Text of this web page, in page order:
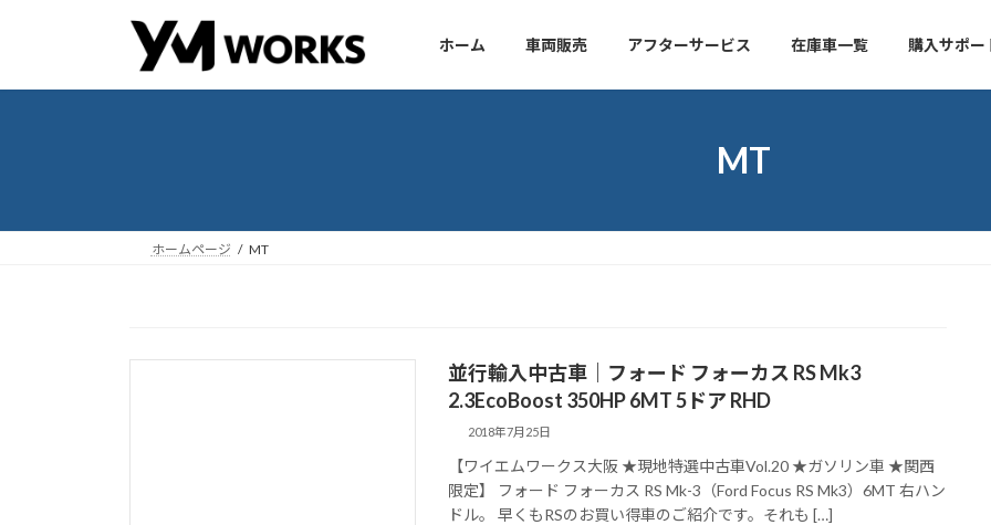
ン
ー
ホーム 車両販売 アフターサービス 在庫車一覧 購入サポー
MT
ホームページ MT
並行輸入中古車｜フォード フォーカス RS Mk3
2.3EcoBoost 350HP 6MT 5ドア RHD
2018年7月25日
【ワイエムワークス大阪 ★現地特選中古車Vol.20 ★ガソリン車 ★関西
限定】 フォード フォーカス RS Mk-3（Ford Focus RS Mk3）6MT 右ハン
ドル。 早くもRSのお買い得車のご紹介です。それも […]